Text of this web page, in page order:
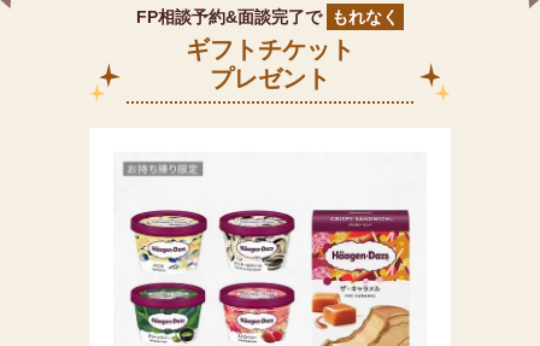
FP相談予約&面談完了で もれなく
ギフトチケット
プレゼント